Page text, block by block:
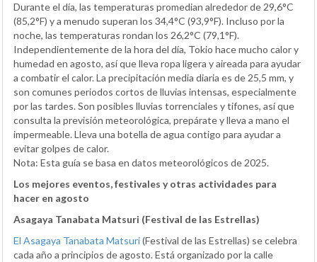
Durante el día, las temperaturas promedian alrededor de 29,6°C
(85,2°F) y a menudo superan los 34,4°C (93,9°F). Incluso por la
noche, las temperaturas rondan los 26,2°C (79,1°F).
Independientemente de la hora del día, Tokio hace mucho calor y
humedad en agosto, así que lleva ropa ligera y aireada para ayudar
a combatir el calor. La precipitación media diaria es de 25,5 mm, y
son comunes periodos cortos de lluvias intensas, especialmente
por las tardes. Son posibles lluvias torrenciales y tifones, así que
consulta la previsión meteorológica, prepárate y lleva a mano el
impermeable. Lleva una botella de agua contigo para ayudar a
evitar golpes de calor.
Nota: Esta guía se basa en datos meteorológicos de 2025.
Los mejores eventos, festivales y otras actividades para
hacer en agosto
Asagaya Tanabata Matsuri (Festival de las Estrellas)
El Asagaya Tanabata Matsuri(Festival de las Estrellas) se celebra
cada año a principios de agosto. Está organizado por la calle